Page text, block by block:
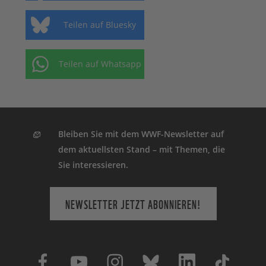
Teilen auf Bluesky
Teilen auf Whatsapp
Bleiben Sie mit dem WWF-Newsletter auf
dem aktuellsten Stand – mit Themen, die
Sie interessieren.
NEWSLETTER JETZT ABONNIEREN!